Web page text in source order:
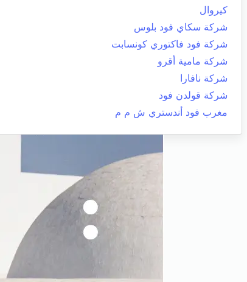
كيروال
شركة سكاي فود بلوس
شركة فود فاكتوري كونسابت
شركة مامية أقرو
شركة نافارا
شركة قولدن فود
مغرب فود أندستري ش م م